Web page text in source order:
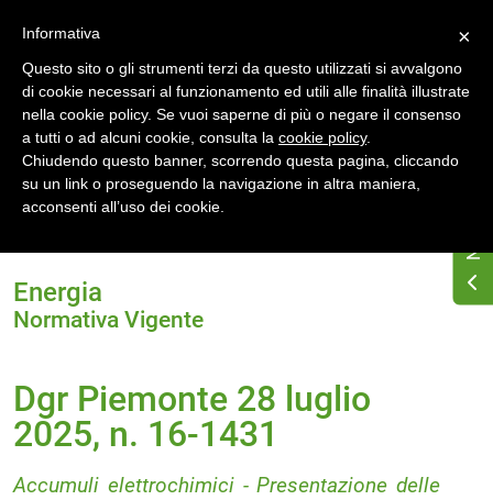
Home
Normativa energetica regionale
Piemonte
Normativa Vigente
Energia
Normativa Vigente
Dgr Piemonte 28 luglio
2025, n. 16-1431
Accumuli elettrochimici - Presentazione delle
×
Informativa
Questo sito o gli strumenti terzi da questo utilizzati si avvalgono
di cookie necessari al funzionamento ed utili alle finalità illustrate
nella cookie policy. Se vuoi saperne di più o negare il consenso
a tutti o ad alcuni cookie, consulta la cookie policy.
Chiudendo questo banner, scorrendo questa pagina, cliccando
su un link o proseguendo la navigazione in altra maniera,
acconsenti all’uso dei cookie.